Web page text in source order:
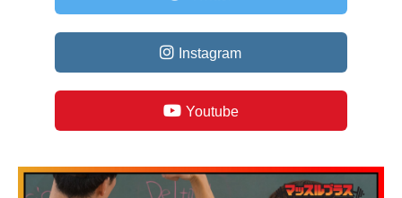
Instagram
Youtube